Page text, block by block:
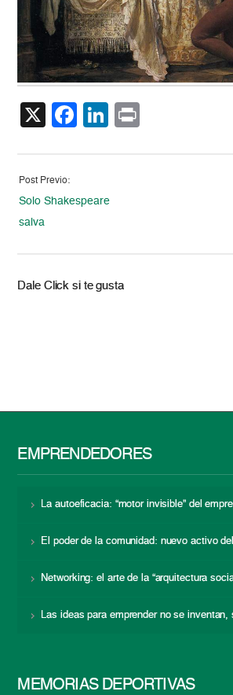
X Facebook
LinkedIn
Post Previo:
Solo Shakespeare
salva
Dale Click si te gusta
EMPRENDEDORES
La autoeficacia: “motor invisible” del
El poder de la comunidad: nuevo activo
Networking: el arte de la “arquitectura
Las ideas para emprender no se inventan,
MEMORIAS DEPORTIVAS